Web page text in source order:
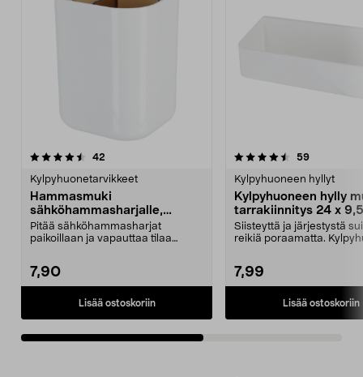
42
Kylpyhuonetarvikkeet
Hammasmuki
sähköhammasharjalle,
seinään, muovi, tarrakiinnitys
Pitää sähköhammasharjat
paikoillaan ja vapauttaa tilaa
7,90
Lisää ostoskoriin
4.5viidestä
59arvostelut
Kylpyhuoneen hyllyt
Kylpyhuoneen hylly
tarrakiinnitys 24 x 9,5
cm, valkoinen
Siisteyttä ja järjestystä
reikiä poraamatta.
7,99
Lisää ostoskoriin
4.5viidestä